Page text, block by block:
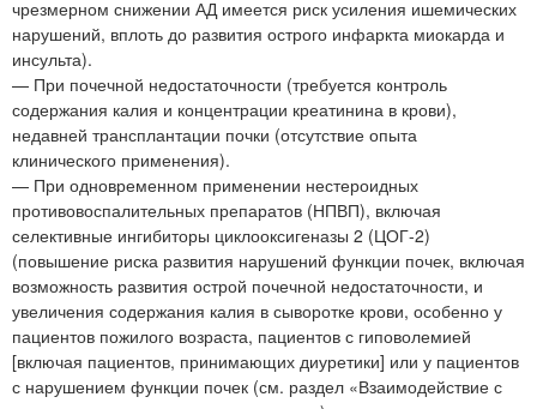
чрезмерном снижении АД имеется риск усиления ишемических
нарушений, вплоть до развития острого инфаркта миокарда и
инсульта).
— При почечной недостаточности (требуется контроль
содержания калия и концентрации креатинина в крови),
недавней трансплантации почки (отсутствие опыта
клинического применения).
— При одновременном применении нестероидных
противовоспалительных препаратов (НПВП), включая
селективные ингибиторы циклооксигеназы 2 (ЦОГ-2)
(повышение риска развития нарушений функции почек, включая
возможность развития острой почечной недостаточности, и
увеличения содержания калия в сыворотке крови, особенно у
пациентов пожилого возраста, пациентов с гиповолемией
[включая пациентов, принимающих диуретики] или у пациентов
с нарушением функции почек (см. раздел «Взаимодействие с